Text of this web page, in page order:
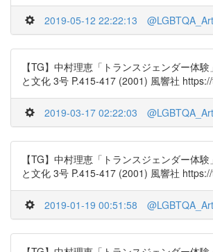
2019-05-12 22:22:13
【TG】中村理恵「トランスジェンダー体
と文化 3号 P.415-417 (2001) 風響社
2019-03-17 02:22:03
【TG】中村理恵「トランスジェンダー体
と文化 3号 P.415-417 (2001) 風響社
2019-01-19 00:51:58